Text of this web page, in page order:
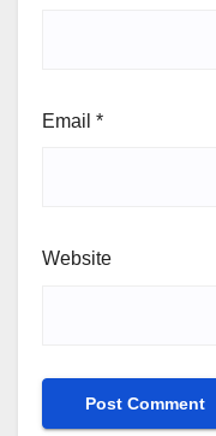
Email *
Website